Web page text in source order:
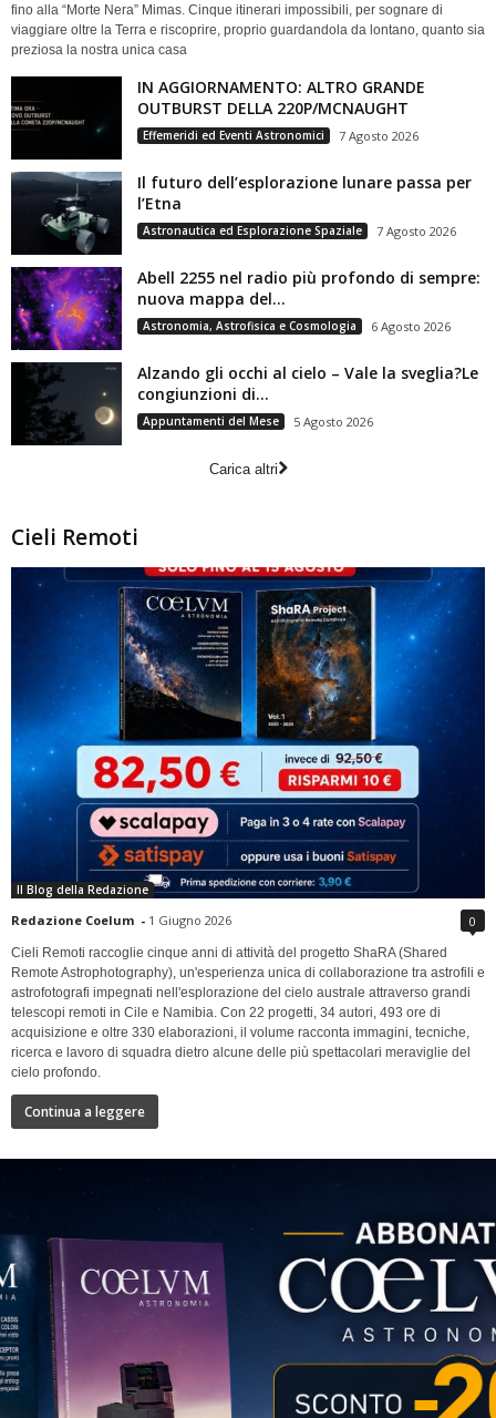
fino alla “Morte Nera” Mimas. Cinque itinerari impossibili, per sognare di
viaggiare oltre la Terra e riscoprire, proprio guardandola da lontano, quanto sia
preziosa la nostra unica casa
IN AGGIORNAMENTO: ALTRO GRANDE
OUTBURST DELLA 220P/MCNAUGHT
Effemeridi ed Eventi Astronomici 7 Agosto 2026
Il futuro dell’esplorazione lunare passa per
l’Etna
Astronautica ed Esplorazione Spaziale 7 Agosto 2026
Abell 2255 nel radio più profondo di sempre:
nuova mappa del...
Astronomia, Astrofisica e Cosmologia 6 Agosto 2026
Alzando gli occhi al cielo – Vale la sveglia?Le
congiunzioni di...
Appuntamenti del Mese 5 Agosto 2026
Carica altri
Cieli Remoti
Il Blog della Redazione
Redazione Coelum - 1 Giugno 2026 0
Cieli Remoti raccoglie cinque anni di attività del progetto ShaRA (Shared
Remote Astrophotography), un'esperienza unica di collaborazione tra astrofili e
astrofotografi impegnati nell'esplorazione del cielo australe attraverso grandi
telescopi remoti in Cile e Namibia. Con 22 progetti, 34 autori, 493 ore di
acquisizione e oltre 330 elaborazioni, il volume racconta immagini, tecniche,
ricerca e lavoro di squadra dietro alcune delle più spettacolari meraviglie del
cielo profondo.
Continua a leggere